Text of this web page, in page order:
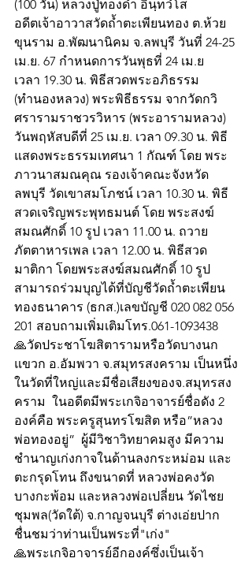
(100 วัน) หลวงปู่ทองดำ อินฺทวํโส
อดีตเจ้าอาวาสวัดถ้ำตะเพียนทอง ต.ห้วย
ขุนราม อ.พัฒนานิคม จ.ลพบุรี วันที่ 24-25
เม.ย. 67 กำหนดการวันพุธที่ 24 เม.ย
เวลา 19.30 น. พิธีสวดพระอภิธรรม
(ทำนองหลวง) พระพิธีธรรม จากวัดกวิ
ศรารามราชวรวิหาร (พระอารามหลวง)
วันพฤหัสบดีที่ 25 เม.ย. เวลา 09.30 น. พิธี
แสดงพระธรรมเทศนา 1 กัณฑ์ โดย พระ
ภาวนาสมณคุณ รองเจ้าคณะจังหวัด
ลพบุรี วัดเขาสมโภชน์ เวลา 10.30 น. พิธี
สวดเจริญพระพุทธมนต์ โดย พระสงฆ์
สมณศักดิ์ 10 รูป เวลา 11.00 น. ถวาย
ภัตตาหารเพล เวลา 12.00 น. พิธีสวด
มาติกา โดยพระสงฆ์สมณศักดิ์ 10 รูป
สามารถร่วมบุญได้ที่บัญชีวัดถ้ำตะเพียน
ทองธนาคาร (ธกส.)เลขบัญชี 020 082 056
201 สอบถามเพิ่มเติมโทร.061-1093438
🙏วัดประชาโฆสิตารามหรือวัดบางนก
แขวก อ.อัมพวา จ.สมุทรสงคราม เป็นหนึ่ง
ในวัดที่ใหญ่และมีชื่อเสียงของจ.สมุทรสง
คราม  ในอดีตมีพระเกจิอาจารย์ชื่อดัง 2
องค์คือ พระครูสุนทรโฆสิต หรือ”หลวง
พ่อทองอยู่”  ผู้มีวิชาวิทยาคมสูง มีความ
ชำนาญเก่งกาจในด้านลงกระหม่อม และ
ตะกรุดโทน ถึงขนาดที่ หลวงพ่อคงวัด
บางกะพ้อม และหลวงพ่อเปลี่ยน วัดไชย
ชุมพล(วัดใต้) จ.กาญจนบุรี ต่างเอ่ยปาก
ชื่นชมว่าท่านเป็นพระที่"เก่ง"
🙏พระเกจิอาจารย์อีกองค์ซึ่งเป็นเจ้า